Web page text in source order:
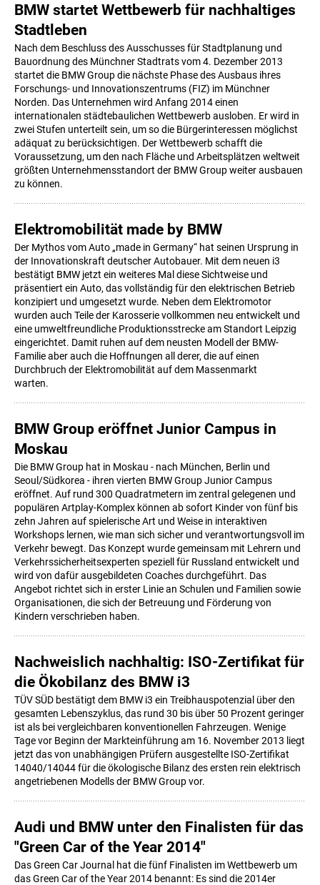
BMW startet Wettbewerb für nachhaltiges
Stadtleben
Nach dem Beschluss des Ausschusses für Stadtplanung und
Bauordnung des Münchner Stadtrats vom 4. Dezember 2013
startet die BMW Group die nächste Phase des Ausbaus ihres
Forschungs- und Innovationszentrums (FIZ) im Münchner
Norden. Das Unternehmen wird Anfang 2014 einen
internationalen städtebaulichen Wettbewerb ausloben. Er wird in
zwei Stufen unterteilt sein, um so die Bürgerinteressen möglichst
adäquat zu berücksichtigen. Der Wettbewerb schafft die
Voraussetzung, um den nach Fläche und Arbeitsplätzen weltweit
größten Unternehmensstandort der BMW Group weiter ausbauen
zu können.
Elektromobilität made by BMW
Der Mythos vom Auto „made in Germany“ hat seinen Ursprung in
der Innovationskraft deutscher Autobauer. Mit dem neuen i3
bestätigt BMW jetzt ein weiteres Mal diese Sichtweise und
präsentiert ein Auto, das vollständig für den elektrischen Betrieb
konzipiert und umgesetzt wurde. Neben dem Elektromotor
wurden auch Teile der Karosserie vollkommen neu entwickelt und
eine umweltfreundliche Produktionsstrecke am Standort Leipzig
eingerichtet. Damit ruhen auf dem neusten Modell der BMW-
Familie aber auch die Hoffnungen all derer, die auf einen
Durchbruch der Elektromobilität auf dem Massenmarkt
warten.
BMW Group eröffnet Junior Campus in
Moskau
Die BMW Group hat in Moskau - nach München, Berlin und
Seoul/Südkorea - ihren vierten BMW Group Junior Campus
eröffnet. Auf rund 300 Quadratmetern im zentral gelegenen und
populären Artplay-Komplex können ab sofort Kinder von fünf bis
zehn Jahren auf spielerische Art und Weise in interaktiven
Workshops lernen, wie man sich sicher und verantwortungsvoll im
Verkehr bewegt. Das Konzept wurde gemeinsam mit Lehrern und
Verkehrssicherheitsexperten speziell für Russland entwickelt und
wird von dafür ausgebildeten Coaches durchgeführt. Das
Angebot richtet sich in erster Linie an Schulen und Familien sowie
Organisationen, die sich der Betreuung und Förderung von
Kindern verschrieben haben.
Nachweislich nachhaltig: ISO-Zertifikat für
die Ökobilanz des BMW i3
TÜV SÜD bestätigt dem BMW i3 ein Treibhauspotenzial über den
gesamten Lebenszyklus, das rund 30 bis über 50 Prozent geringer
ist als bei vergleichbaren konventionellen Fahrzeugen. Wenige
Tage vor Beginn der Markteinführung am 16. November 2013 liegt
jetzt das von unabhängigen Prüfern ausgestellte ISO-Zertifikat
14040/14044 für die ökologische Bilanz des ersten rein elektrisch
angetriebenen Modells der BMW Group vor.
Audi und BMW unter den Finalisten für das
"Green Car of the Year 2014"
Das Green Car Journal hat die fünf Finalisten im Wettbewerb um
das Green Car of the Year 2014 benannt: Es sind die 2014er